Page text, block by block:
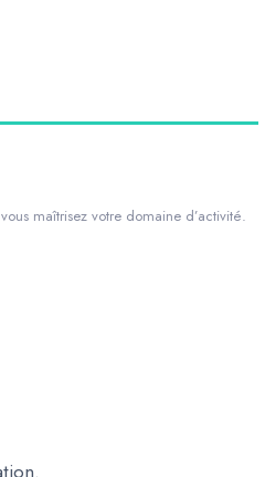
maîtrisez votre domaine d’activité.